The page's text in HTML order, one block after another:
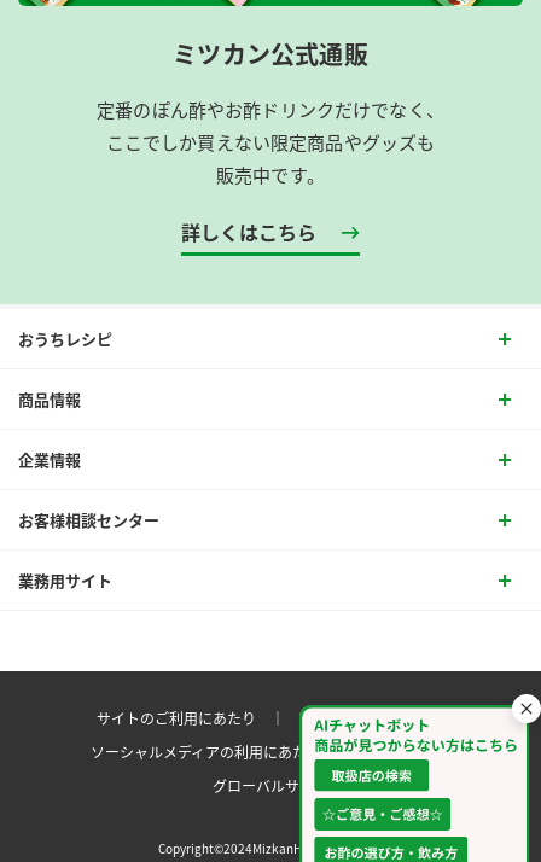
ミツカン公式通販
定番のぽん酢やお酢ドリンクだけでなく、
ここでしか買えない限定商品やグッズも
販売中です。
詳しくはこちら
おうちレシピ
商品情報
企業情報
お客様相談センター
業務用サイト
サイトのご利用にあたり ｜ プライバシーポリシー
ソーシャルメディアの利用にあたりサイトマップ ｜
グローバルサイト
Copyright©2024MizkanHoldingsCo.Ltd.